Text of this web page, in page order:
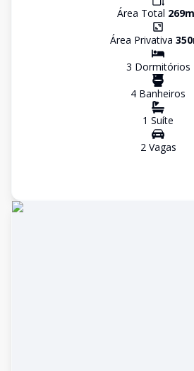
Área Total 269
Área Privativa 350
3 Dormitórios
4 Banheiros
1 Suíte
2Vagas